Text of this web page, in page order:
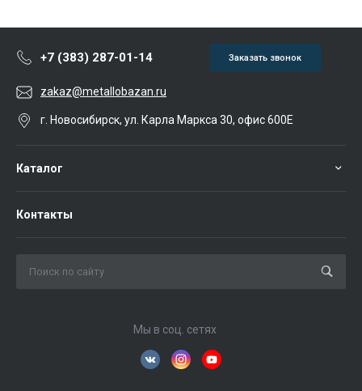
+7 (383) 287-01-14 Заказать звонок
zakaz@metallobazan.ru
г. Новосибирск, ул. Карла Маркса 30, офис 600Е
Каталог
Контакты
Мы в соц. сетях